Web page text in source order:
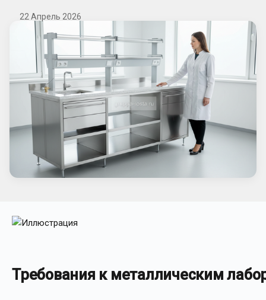
22 Апрель 2026
Требования к металлическим